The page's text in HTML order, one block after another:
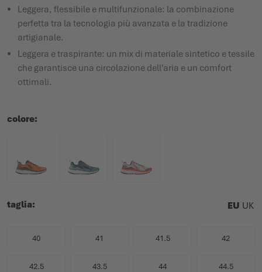
Leggera, flessibile e multifunzionale: la combinazione
perfetta tra la tecnologia più avanzata e la tradizione
artigianale.
Leggera e traspirante: un mix di materiale sintetico e tessile
che garantisce una circolazione dell'aria e un comfort
ottimali.
colore
taglia EU UK
40 41 41.5 42
42.5 43.5 44 44.5